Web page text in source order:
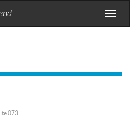
Toggle
073